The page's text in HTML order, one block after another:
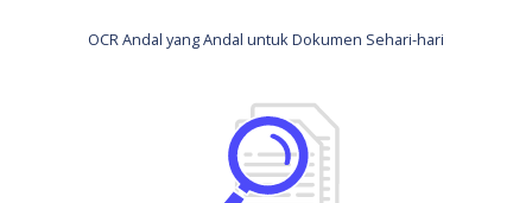
OCR Andal yang Andal untuk Dokumen Sehari-hari